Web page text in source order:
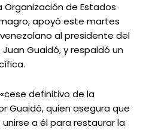
Organización de Estados
apoyó este martes
al presidente del
Guaidó, y respaldó un
definitivo de la
Guaidó, quien asegura que
a él para restaurar la